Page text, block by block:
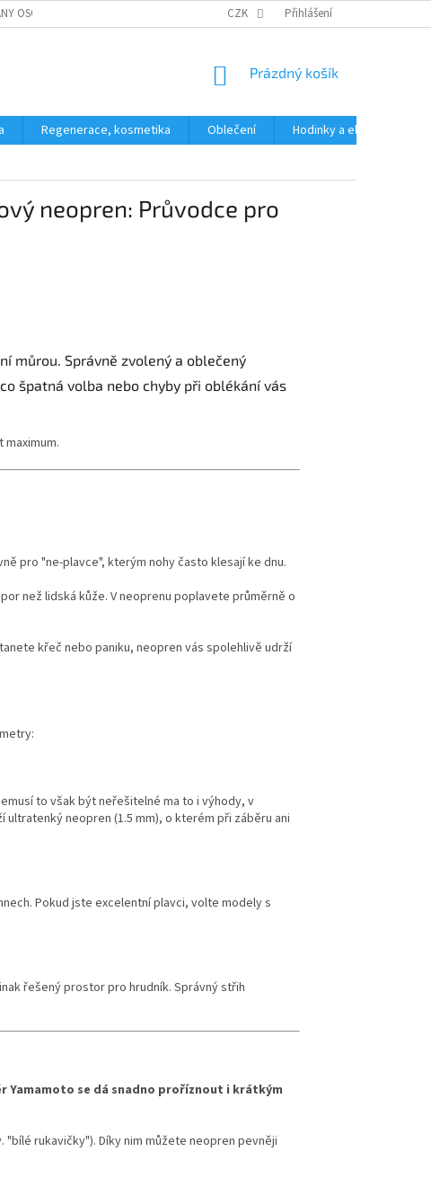
OSOBNÍCH ÚDAJŮ CZK Přihlášení
NÁKUPNÍ
Prázdný košík
Regenerace, kosmetika Oblečení
Hodinky a elektronika
neopren: Průvodce pro
můrou. Správně zvolený a oblečený
špatná volba nebo chyby při oblékání vás
pro "ne-plavce", kterým nohy často klesají ke dnu.
než lidská kůže. V neoprenu poplavete průměrně o
křeč nebo paniku, neopren vás spolehlivě udrží
to však být neřešitelné ma to i výhody, v
ultratenký neopren (1.5 mm), o kterém při záběru ani
Pokud jste excelentní plavci, volte modely s
řešený prostor pro hrudník. Správný střih
Yamamoto se dá snadno proříznout i krátkým
rukavičky"). Díky nim můžete neopren pevněji